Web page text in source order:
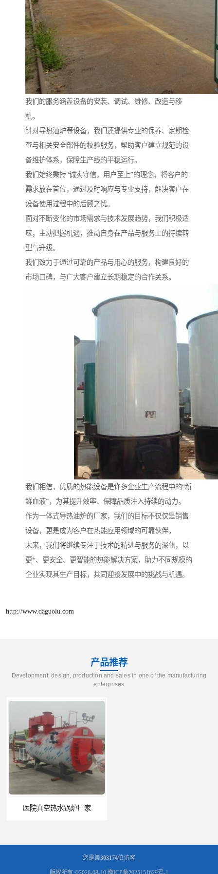
我们的服务涵盖设备的安装、调试、维修、改造与移
机。
针对导热油炉等设备，我们还提供专业的保养、定期检
查与相关安全部件的校验服务，帮助客户建立规范的设
备维护体系，保障生产线的平稳运行。
我们始终秉持“诚实守信，用户至上”的理念，将客户的
需求放在首位，通过及时响应与专业支持，解决客户在
设备使用过程中的后顾之忧。
面对不断变化的市场需求与技术发展趋势，我们积极适
应，主动把握机遇，推动自身在产品与服务上的持续转
型与升级。
我们致力于通过可靠的产品与用心的服务，构建良好的
市场口碑，与广大客户建立长期稳定的合作关系。
我们相信，优质的热能设备是许多企业生产流程中的“新
鲜血液”，为其提升效率、保障品质注入持续的动力。
作为一体式导热油炉的厂家，我们的目标不仅仅是销售
设备，更是成为客户在热能应用领域的可靠伙伴。
未来，我们将继续专注于技术的精进与服务的深化，以
更*、更安全、更智能的热能解决方案，助力不同规模的
企业实现其生产目标，共同迎接发展中的挑战与机遇。
http://www.daguolu.com
产品推荐
Development, design, production and sales in one of the manufacturing
enterprises
医院真空热水锅炉厂家
您是第303174位访客
版权所有 ©2026-08-10 豫ICP备2025151629号-1